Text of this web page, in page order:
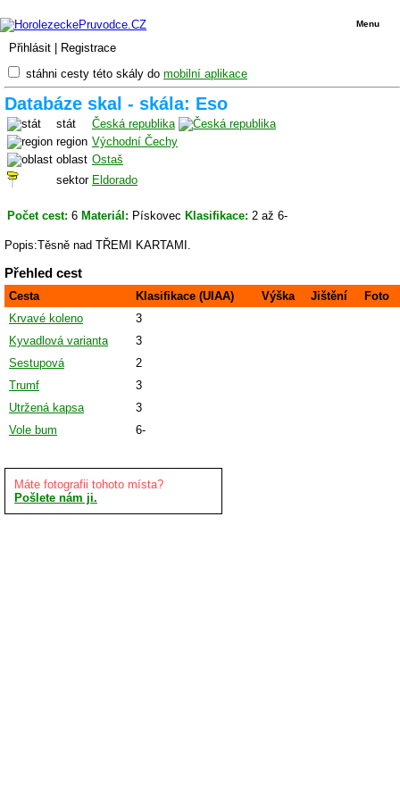
Přihlásit Registrace
Menu
stáhni cesty této skály do mobilní aplikace
Databáze skal - skála: Eso
stát
Česká republika
region Východní Čechy
oblast Ostaš
sektor Eldorado
Počet cest: 6 Materiál: Pískovec Klasifikace: 2 až 6-
Popis:Těsně nad TŘEMI KARTAMI.
Přehled cest
Cesta Klasifikace (UIAA) Výška Jištění
Foto
Krvavé koleno
3
Kyvadlová varianta
3
Sestupová
2
Trumf
3
Utržená kapsa
3
Vole bum
6-
Máte fotografii tohoto místa?
Pošlete nám ji.